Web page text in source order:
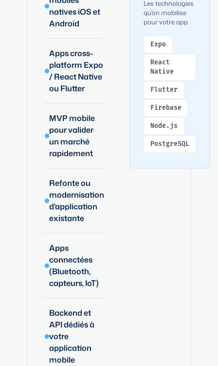
natives iOS et
Android
Apps cross-
platform Expo
/ React Native
ou Flutter
MVP mobile
pour valider
un marché
rapidement
Refonte ou
modernisation
d'application
existante
Apps
connectées
(Bluetooth,
capteurs, IoT)
Backend et
API dédiés à
votre
application
mobile
Les technologies
qu'on mobilise
pour votre app.
Expo
React
Native
Flutter
Firebase
Node.js
PostgreSQL